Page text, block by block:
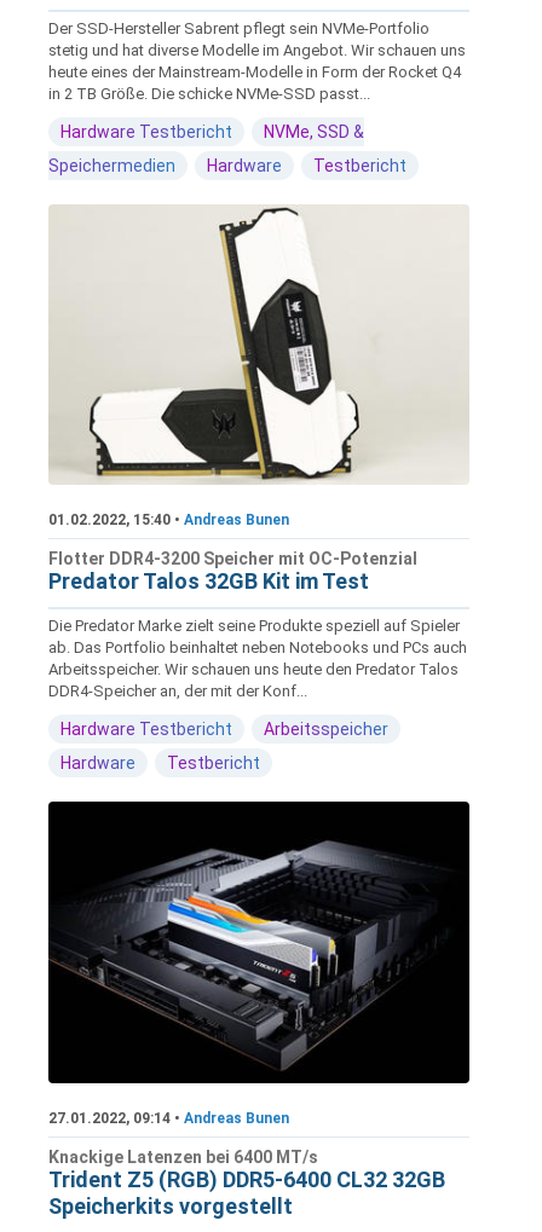
Der SSD-Hersteller Sabrent pflegt sein NVMe-Portfolio
stetig und hat diverse Modelle im Angebot. Wir schauen uns
heute eines der Mainstream-Modelle in Form der Rocket Q4
in 2 TB Größe. Die schicke NVMe-SSD passt...
Hardware Testbericht
NVMe, SSD &
Speichermedien
Hardware Testbericht
01.02.2022, 15:40 • Andreas Bunen
Flotter DDR4-3200 Speicher mit OC-Potenzial
Predator Talos 32GB Kit im Test
Die Predator Marke zielt seine Produkte speziell auf Spieler
ab. Das Portfolio beinhaltet neben Notebooks und PCs auch
Arbeitsspeicher. Wir schauen uns heute den Predator Talos
DDR4-Speicher an, der mit der Konf...
Hardware Testbericht
Arbeitsspeicher
Hardware
Testbericht
27.01.2022, 09:14 • Andreas Bunen
Knackige Latenzen bei 6400 MT/s
Trident Z5 (RGB) DDR5-6400 CL32 32GB
Speicherkits vorgestellt